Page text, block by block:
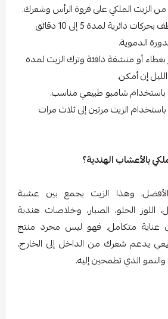
الزيت الملكي على فروة الرأس وشعرك.
دلّكي فروة الرأس بلطف بحركات دائرية لمدة 5 إلى 10 دقائق
الدموية.
أو منشفة دافئة وترك الزيت لمدة
إن أمكن.
شامبو طبيعي مناسب.
باستخدام الزيت مرتين إلى ثلاث مرات
بالأعشاب الهندية؟
وهذا الزيت يجمع بين عشبة
اللوز الحلو، الصبار، وخلاصات هندية
عناية متكامل. فهو ليس مجرد منتج
يدعم شعرك من الداخل إلى الخارج،
الذي تطمحين إليه.